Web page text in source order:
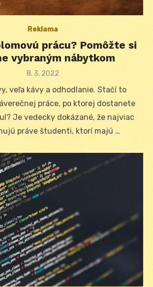
Reklama
prácu? Pomôžte si
vybraným nábytkom
Posted
8. 3. 2022
veľa kávy a odhodlanie. Stačí to
práce, po ktorej dostanete
Je vedecky dokázané, že najviac
práve študenti, ktorí majú …